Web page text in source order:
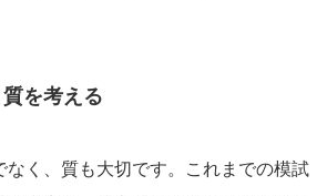
を考える
なく、質も大切です。これまでの模試